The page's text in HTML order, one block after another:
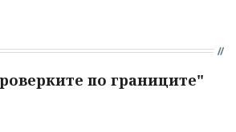
по границите"